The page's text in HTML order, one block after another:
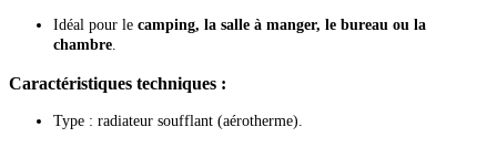
Idéal pour le camping, la salle à manger, le bureau ou la
chambre.
Caractéristiques techniques :
Type : radiateur soufflant (aérotherme).